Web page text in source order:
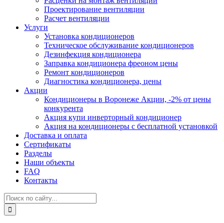
Проектирование вентиляции
Расчет вентиляции
Услуги
Установка кондиционеров
Техническое обслуживание кондиционеров
Дезинфекция кондиционера
Заправка кондиционера фреоном цены
Ремонт кондиционеров
Диагностика кондиционера, цены
Акции
Кондиционеры в Воронеже Акции, -2% от цены
конкурента
Акция купи инверторный кондиционер
Акция на кондиционеры с бесплатной установкой
Доставка и оплата
Сертификаты
Разделы
Наши объекты
FAQ
Контакты